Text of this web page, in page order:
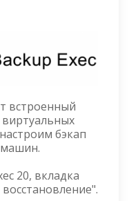
встроенный
бэкап
20, вкладка